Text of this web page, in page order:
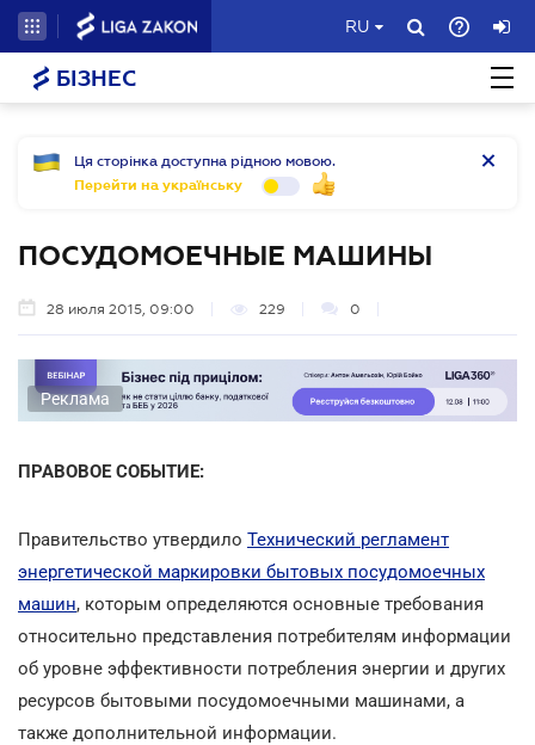
RU
БІЗНЕС
Ця сторінка доступна рідною мовою.
Перейти на українську
ПОСУДОМОЕЧНЫЕ МАШИНЫ
28 июля 2015, 09:00 229 0
Реклама
ПРАВОВОЕ СОБЫТИЕ:
Правительство утвердило Технический регламент
энергетической маркировки бытовых посудомоечных
машин, которым определяются основные требования
относительно представления потребителям информации
об уровне эффективности потребления энергии и других
ресурсов бытовыми посудомоечными машинами, а
также дополнительной информации.